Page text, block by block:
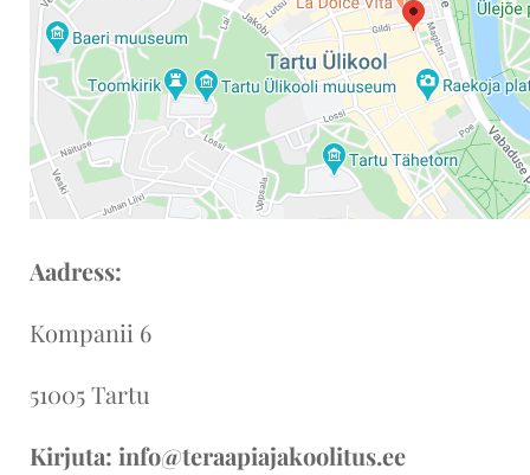
Aadress:
Kompanii 6
51005 Tartu
Kirjuta: info@teraapiajakoolitus.ee